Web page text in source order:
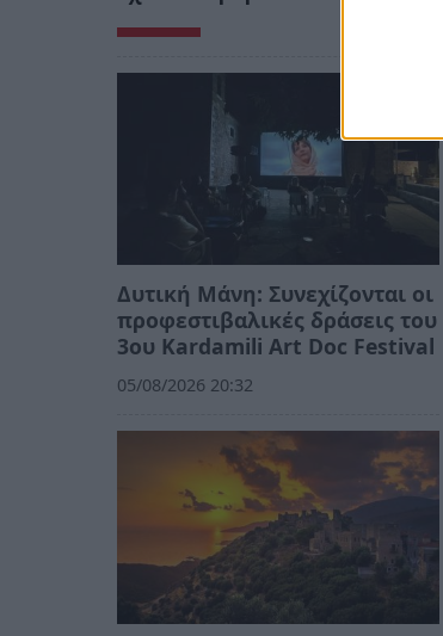
Δυτική Μάνη: Συνεχίζονται οι
προφεστιβαλικές δράσεις του
3ου Kardamili Art Doc Festival
05/08/2026 20:32